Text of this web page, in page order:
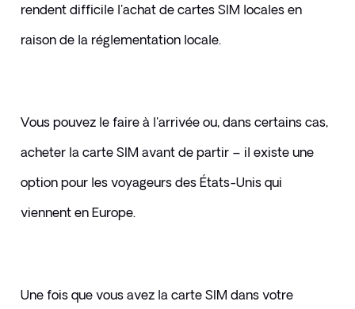
rendent difficile l'achat de cartes SIM locales en
raison de la réglementation locale.
Vous pouvez le faire à l'arrivée ou, dans certains cas,
acheter la carte SIM avant de partir – il existe une
option pour les voyageurs des États-Unis qui
viennent en Europe.
Une fois que vous avez la carte SIM dans votre